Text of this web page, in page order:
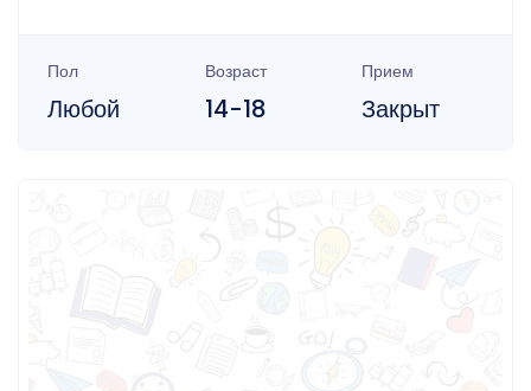
Пол
Любой
Возраст
14-18
Прием
Закрыт